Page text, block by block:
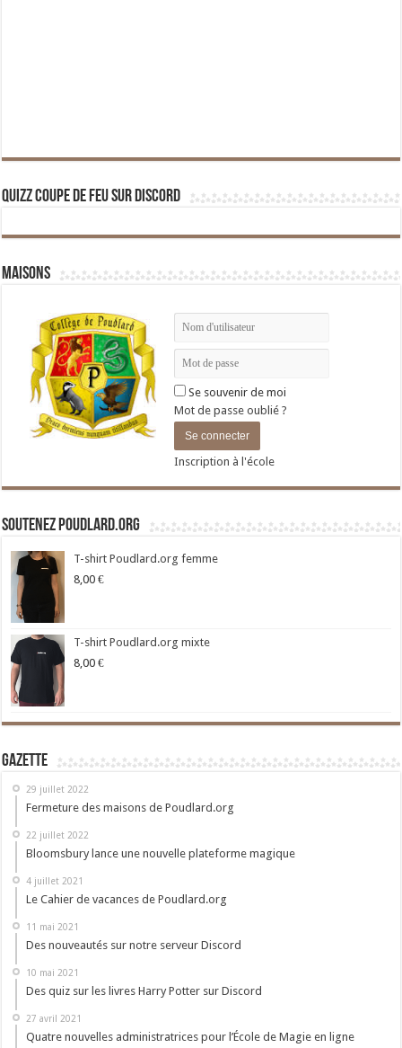
Quizz Coupe de Feu sur Discord
Maisons
Se souvenir de moi
Mot de passe oublié ?
Inscription à l'école
Soutenez Poudlard.org
T-shirt Poudlard.org femme
8,00 €
T-shirt Poudlard.org mixte
8,00 €
Gazette
29 juillet 2022
Fermeture des maisons de Poudlard.org
22 juillet 2022
Bloomsbury lance une nouvelle plateforme magique
4 juillet 2021
Le Cahier de vacances de Poudlard.org
11 mai 2021
Des nouveautés sur notre serveur Discord
10 mai 2021
Des quiz sur les livres Harry Potter sur Discord
27 avril 2021
Quatre nouvelles administratrices pour l’École de Magie en ligne